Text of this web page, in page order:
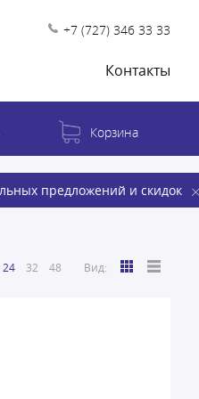
+7 (727) 346 33 33
Контакты
предложений и скидок
Корзина
24 32 48 Вид: